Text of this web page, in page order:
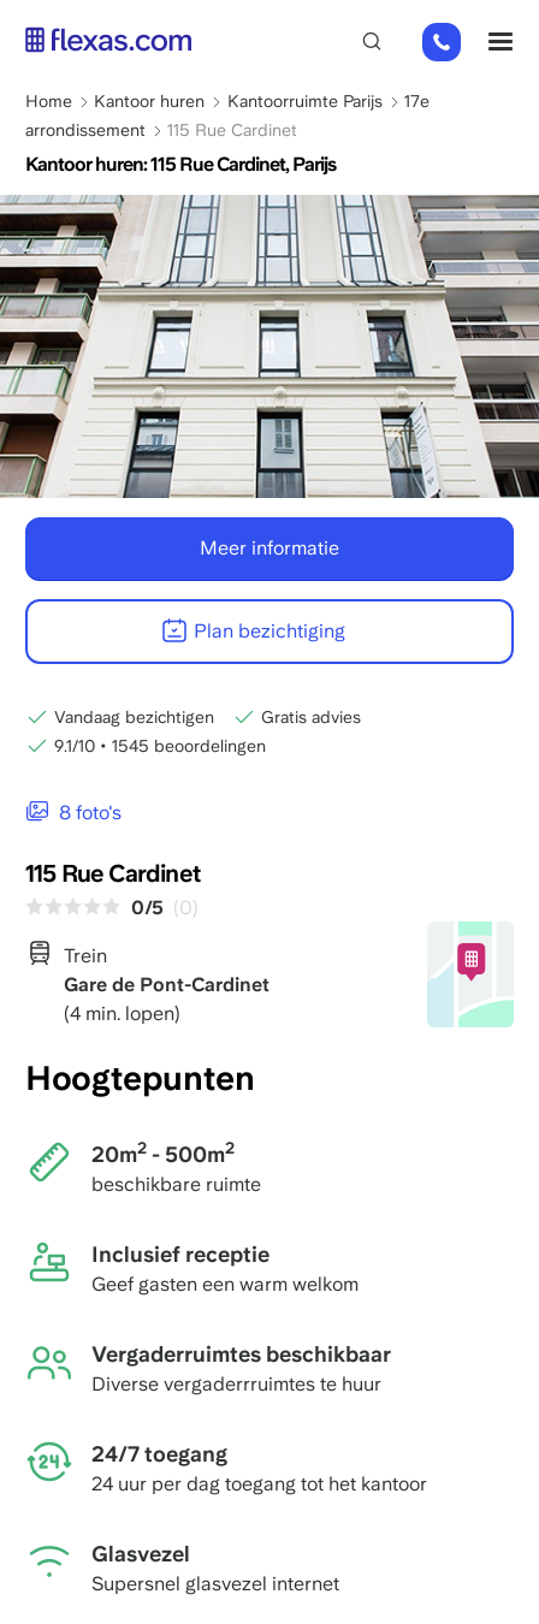
inhoud
gaan
01
82
88
Kruimelpad
Home Kantoor huren Kantoorruimte Parijs
17e
arrondissement
115 Rue Cardinet
Kantoor huren: 115 Rue Cardinet, Parijs
8 foto's
115 Rue Cardinet
0/5 (0)
Trein
Gare de Pont-Cardinet
(4 min. lopen)
Hoogtepunten
20m2- 500m2
beschikbare ruimte
Inclusief receptie
Geef gasten een warm welkom
Vergaderruimtes beschikbaar
Diverse vergaderrruimtes te huur
24/7 toegang
24 uur per dag toegang tot het kantoor
Glasvezel
Supersnel glasvezel internet
Meer informatie
Plan bezichtiging
Vandaag bezichtigen
Gratis advies
9.1/10 • 1545 beoordelingen